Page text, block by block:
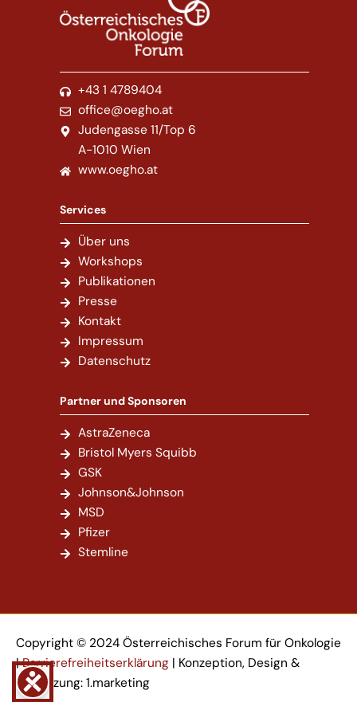
+43 1 4789404
office@oegho.at
Judengasse 11/Top 6
A-1010 Wien
www.oegho.at
Services
Über uns
Workshops
Publikationen
Presse
Kontakt
Impressum
Datenschutz
Partner und Sponsoren
AstraZeneca
Bristol Myers Squibb
GSK
Johnson&Johnson
MSD
Pfizer
Stemline
Copyright © 2024 Österreichisches Forum für Onkologie
|Barrierefreiheitserklärung | Konzeption, Design &
Umsetzung: 1.marketing